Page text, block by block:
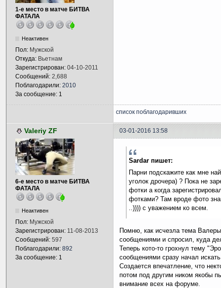
1-е место в матче БИТВА
ФАТАЛА
Неактивен
Пол: Мужской
Откуда: Вьетнам
Зарегистрирован: 04-10-2011
Сообщений: 2,688
Поблагодарили: 2010
За сообщение: 1
список поблагодаривших
Valeriy ZF 03-01-2016 13:58
6-е место в матче БИТВА
ФАТАЛА
Неактивен
Пол: Мужской
Зарегистрирован: 11-08-2013
Сообщений: 597
Поблагодарили: 892
За сообщение: 1
Sardar пишет:
Парни подскажите как мне
уголок дрочера) ? Пока не
фотки а когда
фотками? Там вроде фото
..)))) с уважением ко всем.
Помню, как исчезла тема
сообщениями и спросил, куда
Теперь кото-то грохнул тему
сообщениями сразу начал
Создается впечатление, что
потом под другим ником якобы
внимание всех на форуме.